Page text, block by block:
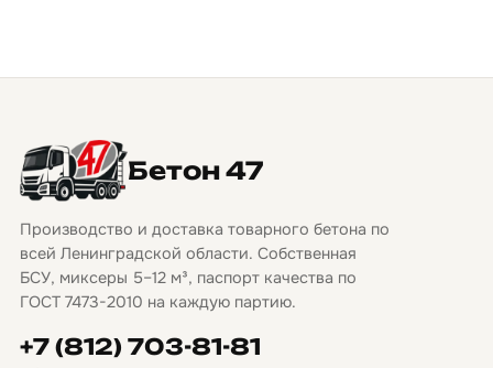
Бетон 47
Производство и доставка товарного бетона по
всей Ленинградской области. Собственная
БСУ, миксеры 5–12 м³, паспорт качества по
ГОСТ 7473-2010 на каждую партию.
+7 (812) 703-81-81